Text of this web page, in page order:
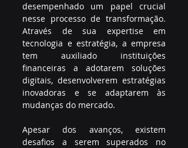
desempenhado um papel crucial
nesse processo de transformação.
Através de sua expertise em
tecnologia e estratégia, a empresa
tem auxiliado instituições
financeiras a adotarem soluções
digitais, desenvolverem estratégias
inovadoras e se adaptarem às
mudanças do mercado.
Apesar dos avanços, existem
desafios a serem superados no